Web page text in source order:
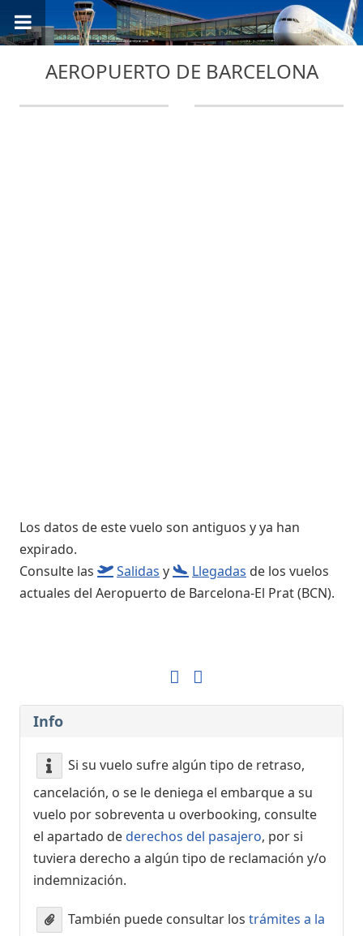
AEROPUERTO DE BARCELONA
Los datos de este vuelo son antiguos y ya han
expirado.
Consulte las
Salidas y Llegadas de los vuelos
actuales del Aeropuerto de Barcelona-El Prat (BCN).
Info
Si su vuelo sufre algún tipo de retraso,
cancelación, o se le deniega el embarque a su
vuelo por sobreventa u overbooking, consulte
el apartado dederechos del pasajero, por si
tuviera derecho a algún tipo de reclamación y/o
indemnización.
También puede consultar los trámites a la